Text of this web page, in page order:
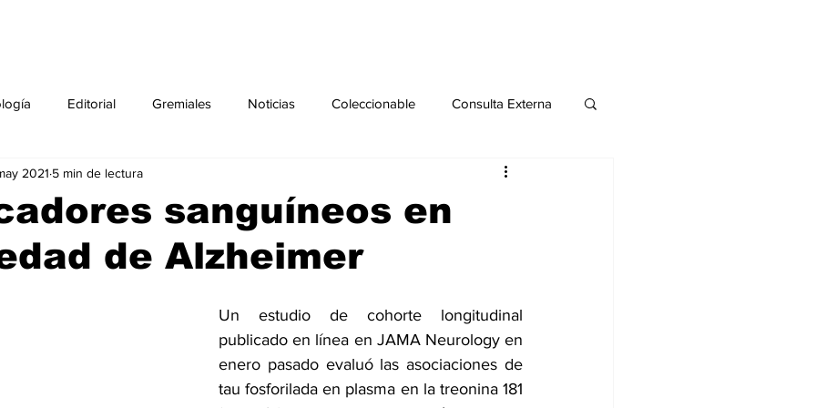
Editorial Gremiales Noticias Coleccionable Consulta Externa
Agenda Sección especial Publicaciones
Ciencia y Tecnología especial Coleccionable especial
Gremiales especial Noticias especial Salud Mental especial
dia mundial de la diabetes
sanguíneos en
de Alzheimer
2021 5 min de lectura
Un estudio de cohorte longitudinal
publicado en línea en JAMA Neurology en
enero pasado evaluó las asociaciones de
tau fosforilada en plasma en la treonina 181